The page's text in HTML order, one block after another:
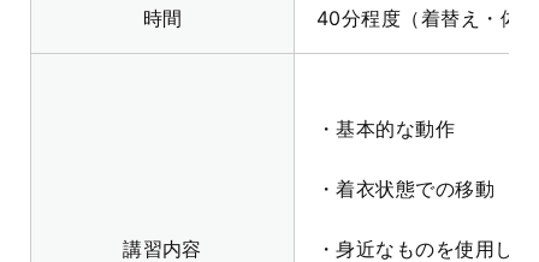
時間 40分程度（着替え・体
講習内容
・基本的な動作
・着衣状態での移動
・身近なものを使用し